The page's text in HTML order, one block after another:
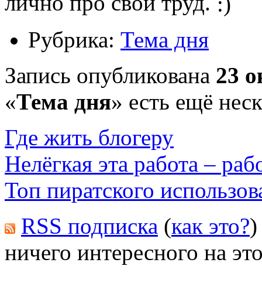
Рубрика: Тема дня
Запись опубликована 23
«Тема дня» есть ещё
Где жить блогеру
Нелёгкая эта работа –
Топ пиратского
RSS подписка (как это?)
ничего интересного на